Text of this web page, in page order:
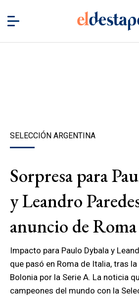
SELECCIÓN ARGENTINA
Sorpresa para
y Leandro
anuncio de Roma
Impacto para Paulo Dybala y
que pasó en Roma de Italia, tras
Bolonia por la Serie A. La noticia
campeones del mundo con la